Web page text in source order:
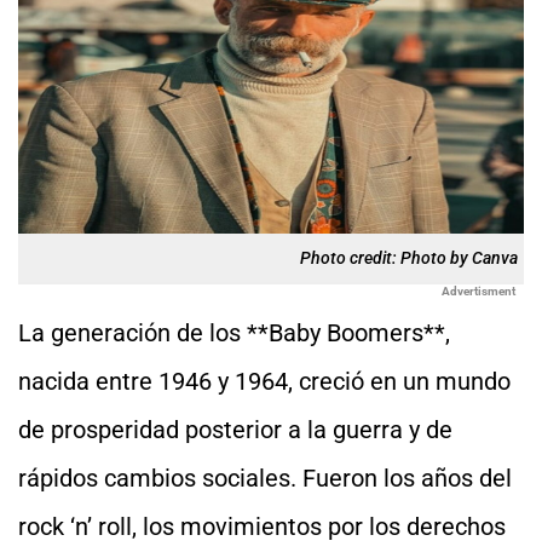
Photo credit: Photo by Canva
Advertisment
La generación de los **Baby Boomers**,
nacida entre 1946 y 1964, creció en un mundo
de prosperidad posterior a la guerra y de
rápidos cambios sociales. Fueron los años del
rock ‘n’ roll, los movimientos por los derechos